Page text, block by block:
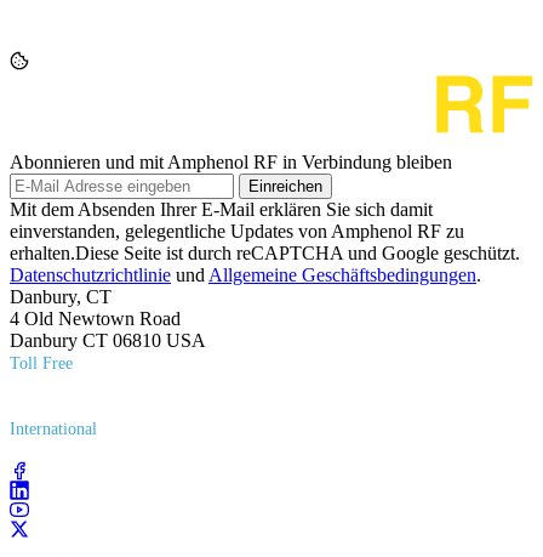
Abonnieren und mit Amphenol RF in Verbindung bleiben
Einreichen
Mit dem Absenden Ihrer E-Mail erklären Sie sich damit
einverstanden, gelegentliche Updates von Amphenol RF zu
erhalten.Diese Seite ist durch reCAPTCHA und Google geschützt.
Datenschutzrichtlinie und Allgemeine Geschäftsbedingungen.
Danbury, CT
4 Old Newtown Road
Danbury CT 06810 USA
Toll Free
International